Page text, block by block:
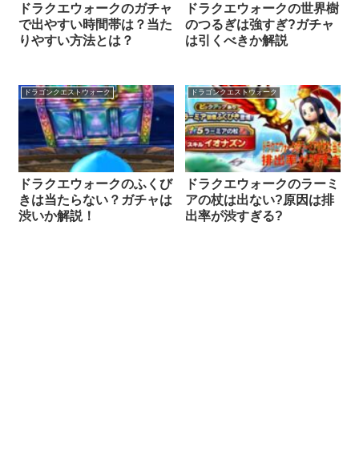
ドラクエウォークのガチャ
で出やすい時間帯は？当た
りやすい方法とは？
ドラクエウォークの世界樹
のつるぎは強すぎ?ガチャ
は引くべきか解説
ドラゴンクエストウォーク
ドラクエウォークのふくび
きは当たらない？ガチャは
渋いか解説！
ドラゴンクエストウォーク
ドラクエウォークのラーミ
アの杖は出ない?原因は排
出率が渋すぎる?